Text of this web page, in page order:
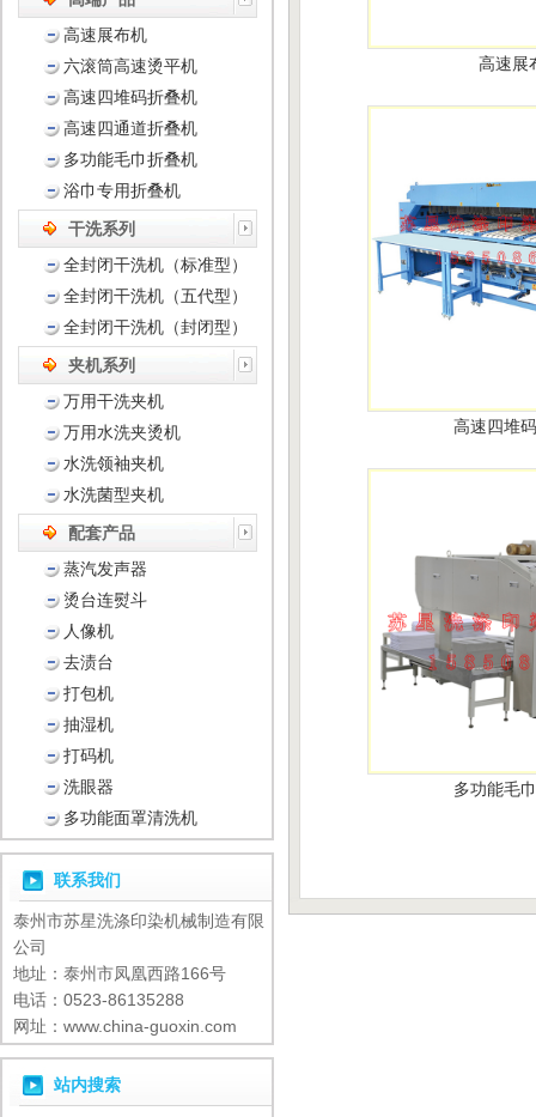
高速展布机
六滚筒高速烫平机
高速四堆码折叠机
高速四通道折叠机
多功能毛巾折叠机
浴巾专用折叠机
干洗系列
全封闭干洗机（标准型）
全封闭干洗机（五代型）
全封闭干洗机（封闭型）
夹机系列
万用干洗夹机
万用水洗夹烫机
水洗领袖夹机
水洗菌型夹机
配套产品
蒸汽发声器
烫台连熨斗
人像机
去渍台
打包机
抽湿机
打码机
洗眼器
多功能面罩清洗机
联系我们
泰州市苏星洗涤印染机械制造有限
公司
地址：泰州市凤凰西路166号
电话：0523-86135288
网址：www.china-guoxin.com
站内搜索
高速展
高速四堆
多功能毛